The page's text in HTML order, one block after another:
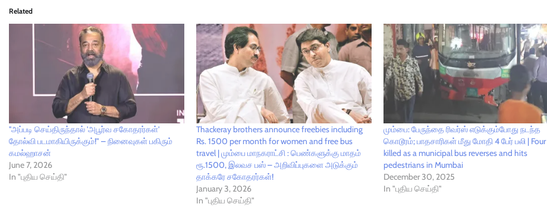
Related
''அப்படி செய்திருந்தால் 'அபூர்வ சகோதரர்கள்'
தோல்வி படமாகியிருக்கும்!" – நினைவுகள் பகிரும்
கமல்ஹாசன்
June 7, 2026
In "புதிய செய்தி"
Thackeray brothers announce freebies including
Rs. 1500 per month for women and free bus
travel | மும்பை மாநகராட்சி : பெண்களுக்கு மாதம்
ரூ.1500, இலவச பஸ் – அறிவிப்புகளை அடுக்கும்
தாக்கரே சகோதரர்கள்!
January 3, 2026
In "புதிய செய்தி"
மும்பை: பேருந்தை ரிவர்ஸ் எடுக்கும்போது நடந்த
கொடூரம்; பாதசாரிகள் மீது மோதி 4 பேர் பலி | Four
killed as a municipal bus reverses and hits
pedestrians in Mumbai
December 30, 2025
In "புதிய செய்தி"